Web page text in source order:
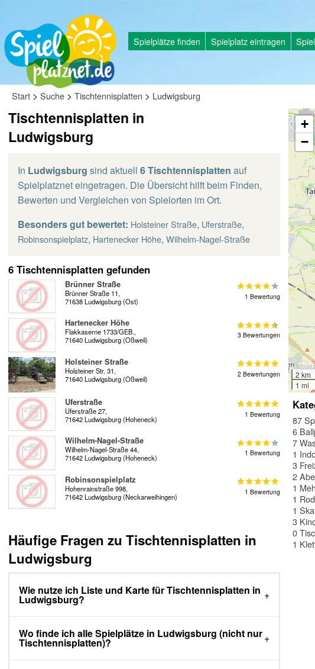
Spielplätze finden Spielplatz eintragen
Start > Suche > Tischtennisplatten > Ludwigsburg
Tischtennisplatten in
Ludwigsburg
In Ludwigsburg sind aktuell 6 Tischtennisplatten auf
Spielplatznet eingetragen. Die Übersicht hilft beim Finden,
Bewerten und Vergleichen von Spielorten im Ort.
Besonders gut bewertet: Holsteiner Straße, Uferstraße,
Robinsonspielplatz, Hartenecker Höhe, Wilhelm-Nagel-Straße
6 Tischtennisplatten gefunden
Brünner Straße
Brünner Straße 11,
71638 Ludwigsburg (Ost)
1 Bewertung
Hartenecker Höhe
Flakkaserne 1733/GEB.,
71640 Ludwigsburg (Oßweil)
3 Bewertungen
Holsteiner Straße
Holsteiner Str. 31,
71640 Ludwigsburg (Oßweil)
2 Bewertungen
Uferstraße
Uferstraße 27,
71642 Ludwigsburg (Hoheneck)
1 Bewertung
Wilhelm-Nagel-Straße
Wilhelm-Nagel-Straße 44,
71642 Ludwigsburg (Hoheneck)
1 Bewertung
Robinsonspielplatz
Hohenrainstraße 998,
71642 Ludwigsburg (Neckarweihingen)
1 Bewertung
Häufige Fragen zu Tischtennisplatten in
Ludwigsburg
Wie nutze ich Liste und Karte für Tischtennisplatten in
Ludwigsburg?
Wo finde ich alle Spielplätze in Ludwigsburg (nicht nur
Tischtennisplatten)?
+
−
2 km
1 mi
87
6
7
1
3
2
1
1
1
3
0
1